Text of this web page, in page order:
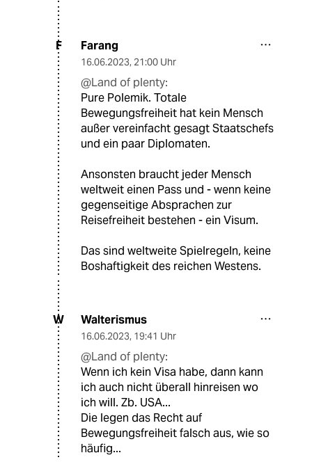
F Farang
16.06.2023, 21:00 Uhr
@Land of plenty:
Pure Polemik. Totale
Bewegungsfreiheit hat kein Mensch
außer vereinfacht gesagt Staatschefs
und ein paar Diplomaten.
Ansonsten braucht jeder Mensch
weltweit einen Pass und - wenn keine
gegenseitige Absprachen zur
Reisefreiheit bestehen - ein Visum.
Das sind weltweite Spielregeln, keine
Boshaftigkeit des reichen Westens.
W Walterismus
16.06.2023, 19:41 Uhr
@Land of plenty:
Wenn ich kein Visa habe, dann kann
ich auch nicht überall hinreisen wo
ich will. Zb. USA...
Die legen das Recht auf
Bewegungsfreiheit falsch aus, wie so
häufig...